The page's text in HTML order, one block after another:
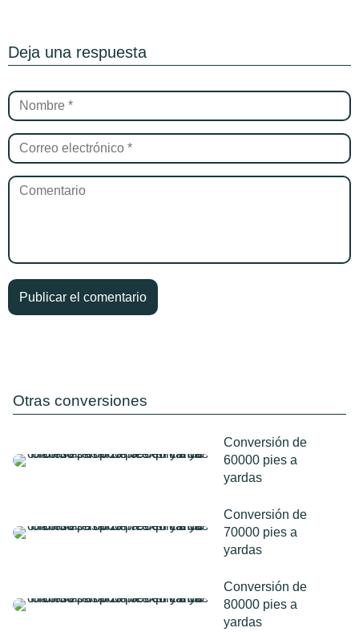
Deja una respuesta
Otras conversiones
Conversión de
60000 pies a
yardas
Conversión de
70000 pies a
yardas
Conversión de
80000 pies a
yardas